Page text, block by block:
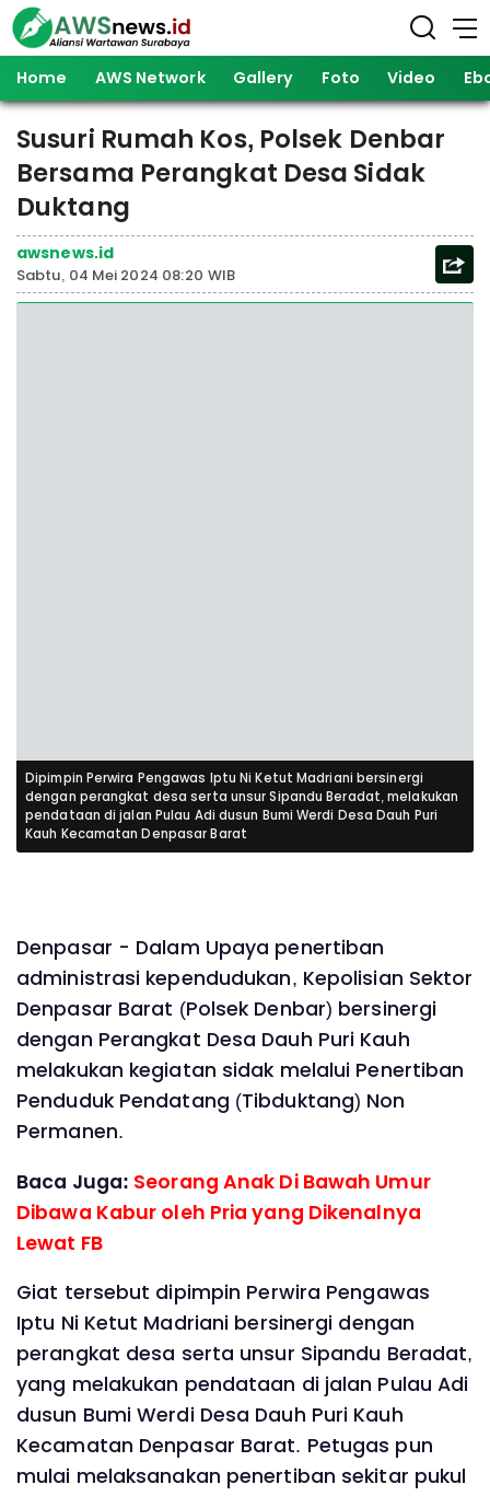
Home AWS Network Gallery Foto Video
Susuri Rumah Kos, Polsek Denbar
Bersama Perangkat Desa Sidak
Duktang
awsnews.id
Sabtu, 04 Mei 2024 08:20 WIB
Dipimpin Perwira Pengawas Iptu Ni Ketut Madriani bersinergi
dengan perangkat desa serta unsur Sipandu Beradat, melakukan
pendataan di jalan Pulau Adi dusun Bumi Werdi Desa Dauh Puri
Kauh Kecamatan Denpasar Barat
Denpasar - Dalam Upaya penertiban
administrasi kependudukan, Kepolisian Sektor
Denpasar Barat (Polsek Denbar) bersinergi
dengan Perangkat Desa Dauh Puri Kauh
melakukan kegiatan sidak melalui Penertiban
Penduduk Pendatang (Tibduktang) Non
Permanen.
Baca Juga: Seorang Anak Di Bawah Umur
Dibawa Kabur oleh Pria yang Dikenalnya
Lewat FB
Giat tersebut dipimpin Perwira Pengawas
Iptu Ni Ketut Madriani bersinergi dengan
perangkat desa serta unsur Sipandu Beradat,
yang melakukan pendataan di jalan Pulau Adi
dusun Bumi Werdi Desa Dauh Puri Kauh
Kecamatan Denpasar Barat. Petugas pun
mulai melaksanakan penertiban sekitar pukul